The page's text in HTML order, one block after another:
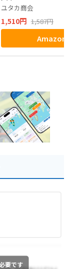
ユタカ商会
1,510円 1,587円
Amazon
要です